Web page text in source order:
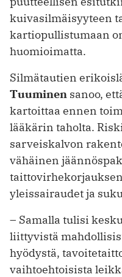
kuivasilmäisyyteen
kartiopullistumaan
huomioimatta.
Silmätautien
Tuuminen sanoo,
kartoittaa ennen
lääkärin taholta.
sarveiskalvon
vähäinen
yleissairaudet ja
– Samalla tulisi
liittyvistä
hyödystä,
vaihtoehtoisista